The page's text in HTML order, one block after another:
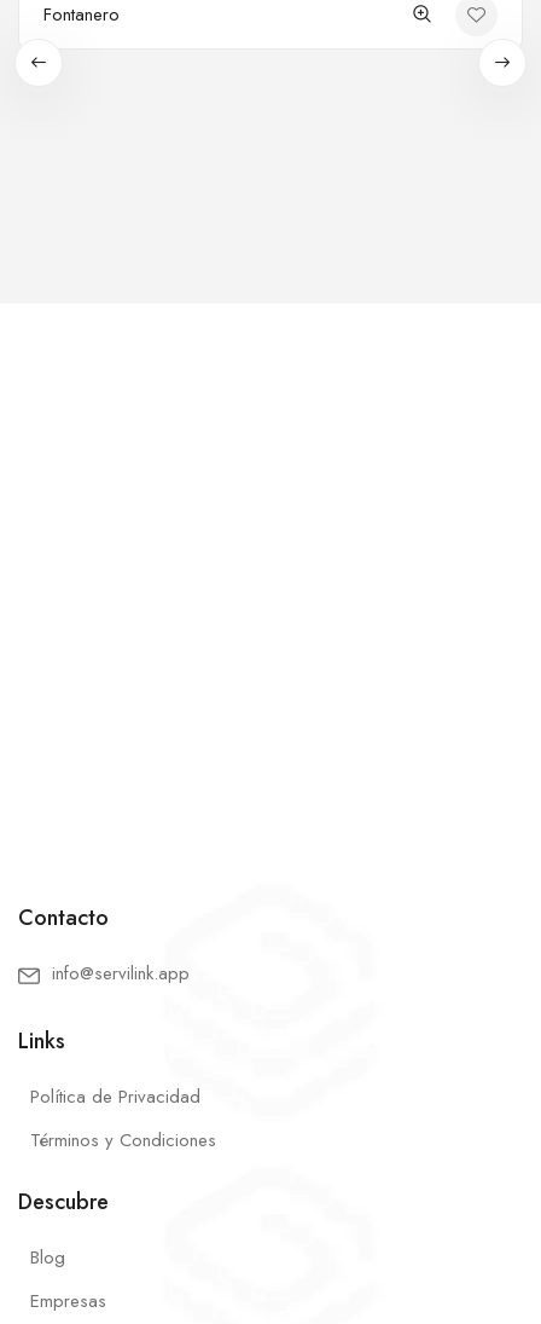
Fontanero
Contacto
info@servilink.app
Links
Política de Privacidad
Términos y Condiciones
Descubre
Blog
Empresas